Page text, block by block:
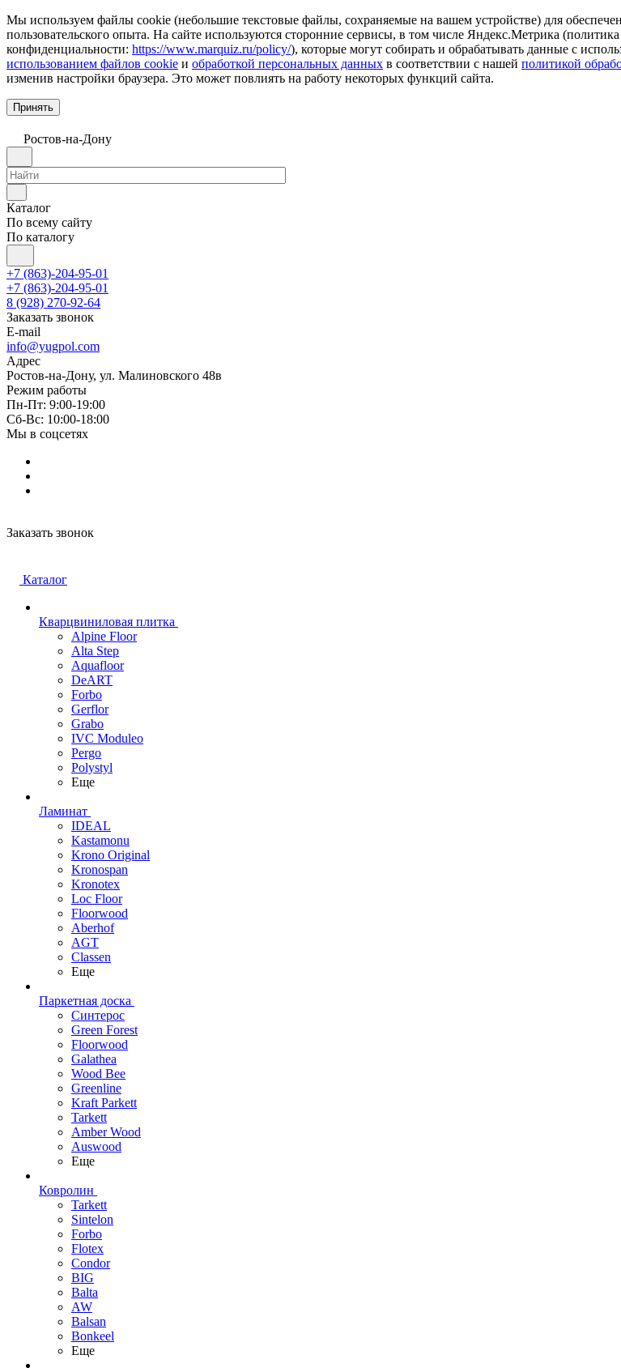
Мы используем файлы cookie (небольшие текстовые файлы, сохраняемые на вашем устройстве) для
пользовательского опыта. На сайте используются сторонние сервисы, в том числе Яндекс.Метрика
конфиденциальности: https://www.marquiz.ru/policy/), которые могут собирать и обрабатывать данные с
использованием файлов cookie и обработкой персональных данных в соответствии с нашей политикой
изменив настройки браузера. Это может повлиять на работу некоторых функций сайта.
Принять
Ростов-на-Дону
Каталог
По всему сайту
По каталогу
+7 (863)-204-95-01
+7 (863)-204-95-01
8 (928) 270-92-64
Заказать звонок
E-mail
info@yugpol.com
Адрес
Ростов-на-Дону, ул. Малиновского 48в
Режим работы
Пн-Пт: 9:00-19:00
Cб-Вс: 10:00-18:00
Мы в соцсетях
Заказать звонок
Каталог
Кварцвиниловая плитка
Alpine Floor
Alta Step
Aquafloor
DeART
Forbo
Gerflor
Grabo
IVC Moduleo
Pergo
Polystyl
Еще
Ламинат
IDEAL
Kastamonu
Krono Original
Kronospan
Kronotex
Loc Floor
Floorwood
Aberhof
AGT
Classen
Еще
Паркетная доска
Синтерос
Green Forest
Floorwood
Galathea
Wood Bee
Greenline
Kraft Parkett
Tarkett
Amber Wood
Auswood
Еще
Ковролин
Tarkett
Sintelon
Forbo
Flotex
Condor
BIG
Balta
AW
Balsan
Bonkeel
Еще